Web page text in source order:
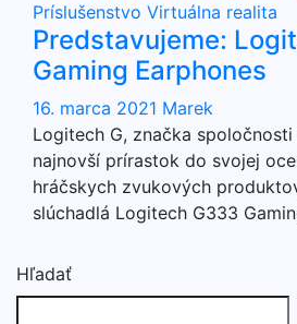
Príslušenstvo Virtuálna realita
Predstavujeme:
Gaming Earphones
16. marca 2021 Marek
Logitech G, značka
najnovší prírastok do svojej
hráčskych zvukových
slúchadlá Logitech G333
Hľadať